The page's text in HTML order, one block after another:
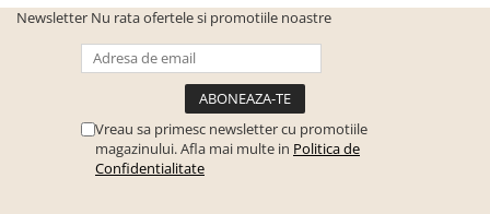
Scaune Birou
Scaune conferinta-vizitator
Seturi mobilier birou complet
Birouri camera copilului
Canapele copii
Newsletter Nu rata ofertele si promotiile noastre
Vreau sa primesc newsletter cu promotiile
magazinului. Afla mai multe in Politica de
Confidentialitate